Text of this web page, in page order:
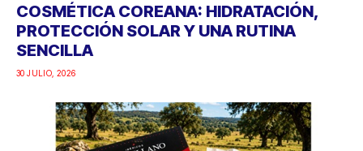
COSMÉTICA COREANA: HIDRATACIÓN,
PROTECCIÓN SOLAR Y UNA RUTINA
SENCILLA
30 JULIO, 2026